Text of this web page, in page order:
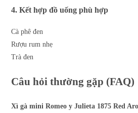
4. Kết hợp đồ uống phù hợp
Cà phê đen
Rượu rum nhẹ
Trà đen
Câu hỏi thường gặp (FAQ)
Xì gà mini Romeo y Julieta 1875 Red